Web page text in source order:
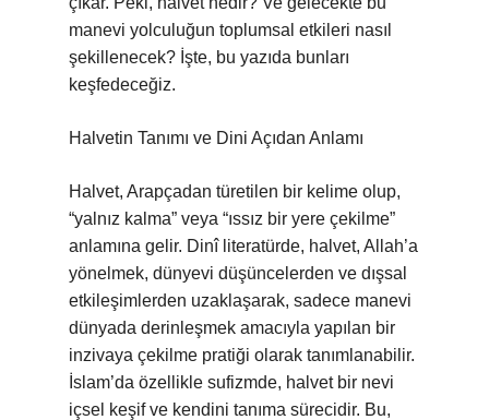
manevi yolculuğun toplumsal etkileri nasıl
şekillenecek? İşte, bu yazıda bunları
keşfedeceğiz.
Halvetin Tanımı ve Dini Açıdan Anlamı
Halvet, Arapçadan türetilen bir kelime olup,
“yalnız kalma” veya “ıssız bir yere çekilme”
anlamına gelir. Dinî literatürde, halvet, Allah’a
yönelmek, dünyevi düşüncelerden ve dışsal
etkileşimlerden uzaklaşarak, sadece manevi
dünyada derinleşmek amacıyla yapılan bir
inzivaya çekilme pratiği olarak tanımlanabilir.
İslam’da özellikle sufizmde, halvet bir nevi
içsel keşif ve kendini tanıma sürecidir. Bu,